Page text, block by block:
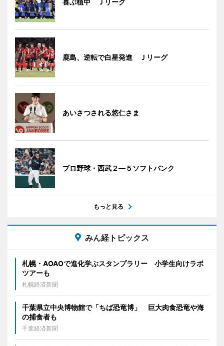
鹿島、逆転で白星発進 Ｊリーグ
あいさつされる悠仁さま
プロ野球・西武２―５ソフトバンク
もっと見る
みん経トピックス
札幌・AOAOで進化学ぶスタンプラリー 小学生向けラボ
ツアーも
札幌経済新聞
千葉県立中央博物館で「ちば恐竜博」 巨大肉食恐竜や海
の捕食者も
千葉経済新聞